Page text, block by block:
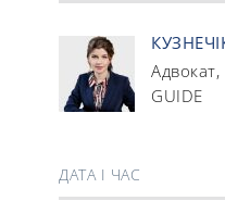
GUIDE
ДАТА І ЧАС